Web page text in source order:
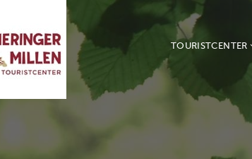
TOURISTCENTER